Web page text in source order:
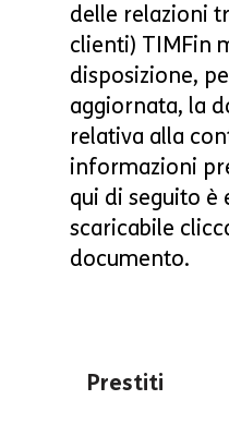
delle relazioni
clienti) TIMFin
disposizione,
aggiornata, la
relativa alla
informazioni
qui di seguito è
scaricabile
documento.
Prestiti